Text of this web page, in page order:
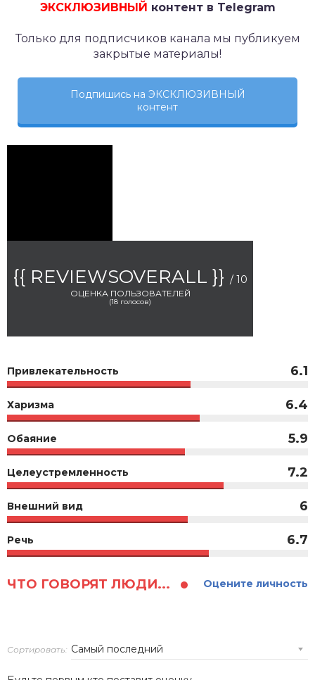
ЭКСКЛЮЗИВНЫЙ контент в Telegram
Только для подписчиков канала мы публикуем
закрытые материалы!
Подпишись на ЭКСКЛЮЗИВНЫЙ
контент
{{ REVIEWSOVERALL }} / 10
ОЦЕНКА ПОЛЬЗОВАТЕЛЕЙ
(18 голосов)
Привлекательность 6.1
Харизма 6.4
Обаяние 5.9
Целеустремленность 7.2
Внешний вид 6
Речь 6.7
ЧТО ГОВОРЯТ ЛЮДИ... Оцените личность
Сортировать: